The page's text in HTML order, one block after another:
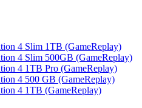
4 Slim 1TB (GameReplay)
4 Slim 500GB (GameReplay)
4 1TB Pro (GameReplay)
4 500 GB (GameReplay)
4 1TB (GameReplay)